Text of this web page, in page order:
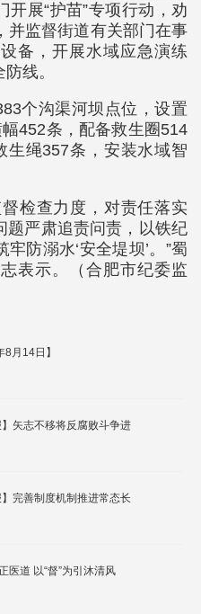
展“护苗”专项行动，劝
并监督街道有关部门在事
备，开展水域应急演练
线。
个沟渠河坝点位，设置
452条，配备救生圈514
生绳357条，安装水域智
检查力度，对责任落实
题严肃追责问责，以铁纪
防溺水‘安全堤坝’。”蜀
表示。（合肥市纪委监
月14日】
】矢志不移将反腐败斗争进
】完善制度机制推进常态长
医道 以“督”为引沐清风